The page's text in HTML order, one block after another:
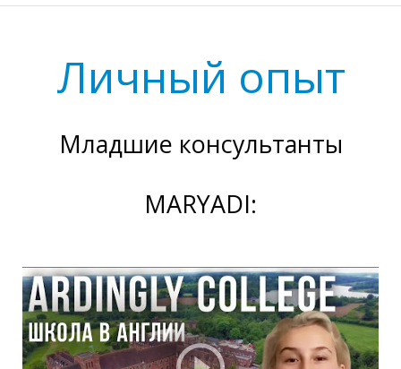
Л
Личный опыт
Младшие консультанты
MARYADI: